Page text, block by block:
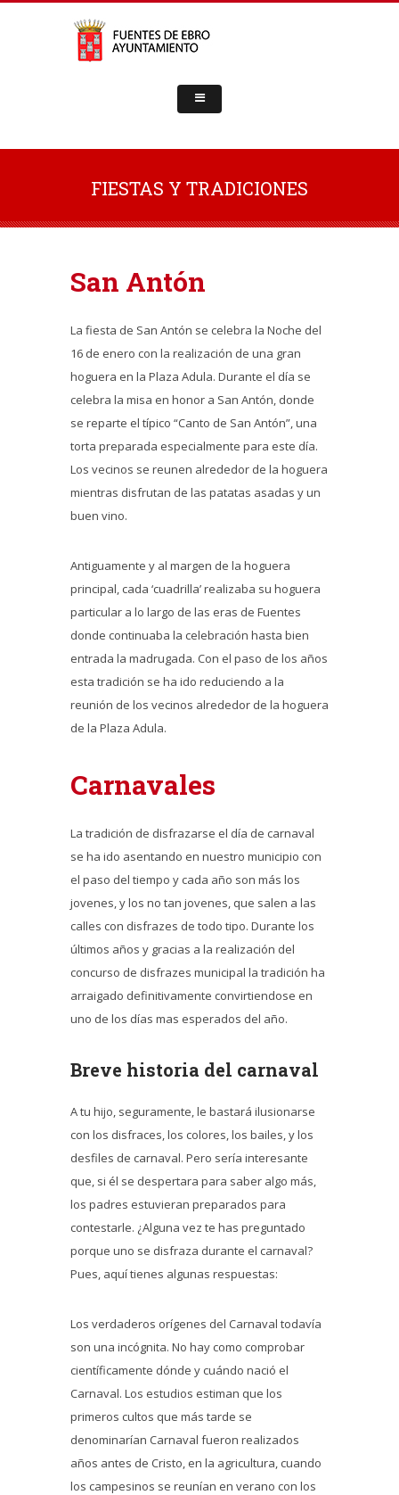
FIESTAS Y TRADICIONES
San Antón
La fiesta de San Antón se celebra la Noche del
16 de enero con la realización de una gran
hoguera en la Plaza Adula. Durante el día se
celebra la misa en honor a San Antón, donde
se reparte el típico “Canto de San Antón”, una
torta preparada especialmente para este día.
Los vecinos se reunen alrededor de la hoguera
mientras disfrutan de las patatas asadas y un
buen vino.
Antiguamente y al margen de la hoguera
principal, cada ‘cuadrilla’ realizaba su hoguera
particular a lo largo de las eras de Fuentes
donde continuaba la celebración hasta bien
entrada la madrugada. Con el paso de los años
esta tradición se ha ido reduciendo a la
reunión de los vecinos alrededor de la hoguera
de la Plaza Adula.
Carnavales
La tradición de disfrazarse el día de carnaval
se ha ido asentando en nuestro municipio con
el paso del tiempo y cada año son más los
jovenes, y los no tan jovenes, que salen a las
calles con disfrazes de todo tipo. Durante los
últimos años y gracias a la realización del
concurso de disfrazes municipal la tradición ha
arraigado definitivamente convirtiendose en
uno de los días mas esperados del año.
Breve historia del carnaval
A tu hijo, seguramente, le bastará ilusionarse
con los disfraces, los colores, los bailes, y los
desfiles de carnaval. Pero sería interesante
que, si él se despertara para saber algo más,
los padres estuvieran preparados para
contestarle. ¿Alguna vez te has preguntado
porque uno se disfraza durante el carnaval?
Pues, aquí tienes algunas respuestas:
Los verdaderos orígenes del Carnaval todavía
son una incógnita. No hay como comprobar
científicamente dónde y cuándo nació el
Carnaval. Los estudios estiman que los
primeros cultos que más tarde se
denominarían Carnaval fueron realizados
años antes de Cristo, en la agricultura, cuando
los campesinos se reunían en verano con los